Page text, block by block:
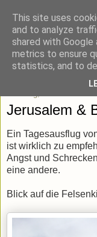
blick-
Momentaufnahmen
Jerusalem &
Ein Tagesausflug
ist wirklich zu
Angst und
eine andere.
Blick auf die
This site uses
and to analyze
shared with
metrics to ensure
statistics, and to